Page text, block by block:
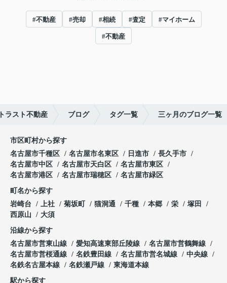
#不動産 #売却 #相続 #査定 #マイホーム
#不動産
ラスト不動産 ブログ タグ一覧 三ヶ月のブログ一覧
市区町村から探す
名古屋市千種区
名古屋市名東区 日進市
長久手市
名古屋市中区
名古屋市天白区
名古屋市東区
名古屋市港区
名古屋市瑞穂区 名古屋市緑区
町名から探す
岩崎台
上社 菊坂町 猫洞通 千種 本郷 栄
塚田
西原山
大須
沿線から探す
名古屋市営東山線
愛知高速東部丘陵線
名古屋市営鶴舞線
名古屋市営桜通線
名鉄豊田線 名古屋市営名城線
中央線
名鉄名古屋本線
名鉄瀬戸線 東海道本線
駅から探す